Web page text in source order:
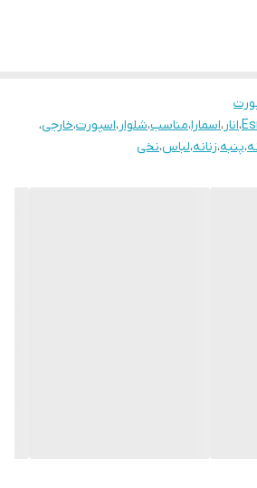
،انار،اسمارا،مناسب،شلوار،اسپورت،خارجی،
،پنبه،زنانه،لباس،نخی